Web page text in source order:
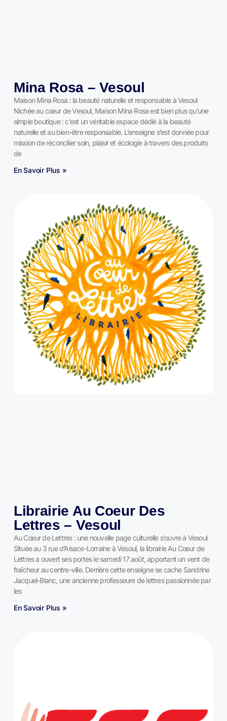
Mina Rosa – Vesoul
Maison Mina Rosa : la beauté naturelle et responsable à Vesoul
Nichée au cœur de Vesoul, Maison Mina Rosa est bien plus qu’une
simple boutique : c’est un véritable espace dédié à la beauté
naturelle et au bien-être responsable. L’enseigne s’est donnée pour
mission de réconcilier soin, plaisir et écologie à travers des produits
de
En Savoir Plus »
Librairie Au Coeur Des
Lettres – Vesoul
Au Cœur de Lettres : une nouvelle page culturelle s’ouvre à Vesoul
Située au 3 rue d’Alsace-Lorraine à Vesoul, la librairie Au Cœur de
Lettres a ouvert ses portes le samedi 17 août, apportant un vent de
fraîcheur au centre-ville. Derrière cette enseigne se cache Sandrine
Jacquel-Blanc, une ancienne professeure de lettres passionnée par
les
En Savoir Plus »